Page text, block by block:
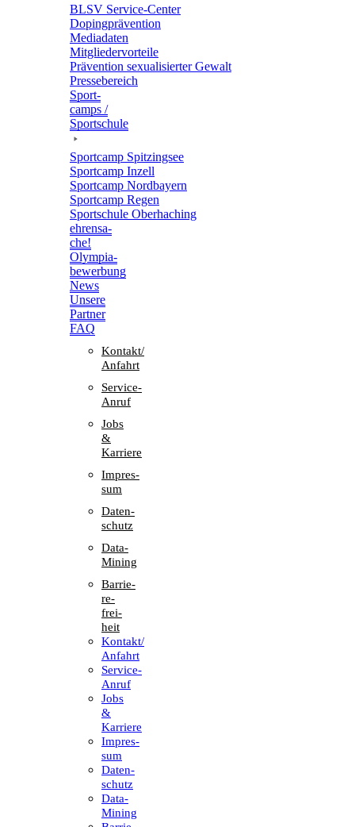
BLSV Service-Center
Doping­prä­ven­tion
Media­da­ten
Mitglie­der­vor­teile
Präven­tion sexua­li­sier­ter Gewalt
Pres­se­be­reich
Sport­
camps /
Sportschule
Sport­camp Spitzingsee
Sport­camp Inzell
Sport­camp Nordbayern
Sport­camp Regen
Sport­schule Oberhaching
ehren­sa­
che!
Olym­pia­
be­wer­bung
News
Unsere
Part­ner
FAQ
Kontakt/​​
Anfahrt
Service-
Anruf
Jobs
&
Karriere
Impres­
sum
Daten­
schutz
Data-
Mining
Barrie­
re­
frei­
heit
Kontakt/​​
Anfahrt
Service-
Anruf
Jobs
&
Karriere
Impres­
sum
Daten­
schutz
Data-
Mining